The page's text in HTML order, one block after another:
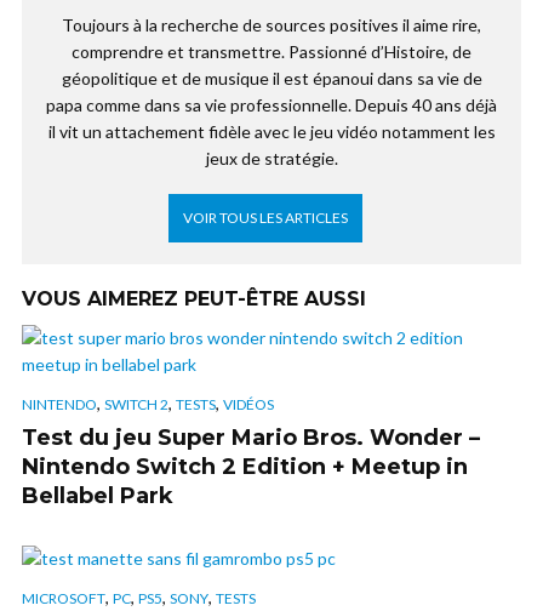
Toujours à la recherche de sources positives il aime rire,
comprendre et transmettre. Passionné d’Histoire, de
géopolitique et de musique il est épanoui dans sa vie de
papa comme dans sa vie professionnelle. Depuis 40 ans déjà
il vit un attachement fidèle avec le jeu vidéo notamment les
jeux de stratégie.
VOIR TOUS LES ARTICLES
VOUS AIMEREZ PEUT-ÊTRE AUSSI
NINTENDO, SWITCH 2, TESTS, VIDÉOS
Test du jeu Super Mario Bros. Wonder –
Nintendo Switch 2 Edition + Meetup in
Bellabel Park
MICROSOFT, PC, PS5, SONY, TESTS